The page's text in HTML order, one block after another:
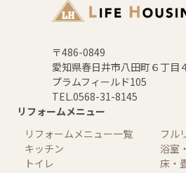
〒486-0849
愛知県春日井市八田町６丁目
プラムフィールド105
TEL.0568-31-8145
リフォームメニュー
リフォームメニュー一覧
フル
キッチン
浴室
トイレ
床・